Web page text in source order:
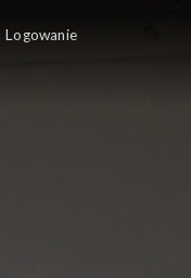
Logowanie